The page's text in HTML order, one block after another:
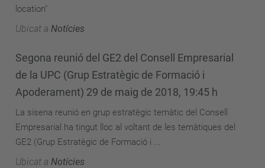
location"
Ubicat a Notícies
Segona reunió del GE2 del Consell Empresarial
de la UPC (Grup Estratègic de Formació i
Apoderament) 29 de maig de 2018, 19:45 h
La sisena reunió en grup estratègic temàtic del Consell
Empresarial ha tingut lloc al voltant de les temàtiques del
GE2 (Grup Estratègic de Formació i ...
Ubicat a Notícies